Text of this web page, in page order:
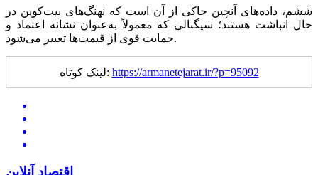
ششم، داده‌های آنچین حاکی از آن است که نهنگ‌های بیت‌کوین در
حال انباشت هستند؛ سیگنالی که معمولاً به‌عنوان نشانه اعتماد و
حمایت قوی از قیمت‌ها تعبیر می‌شود.
لینک کوتاه: https://armanetejarat.ir/?p=95092
اقتصاد آنلاین